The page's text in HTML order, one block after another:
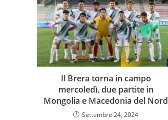
Il Brera torna in campo
mercoledì, due partite in
Mongolia e Macedonia del Nord
Settembre 24, 2024